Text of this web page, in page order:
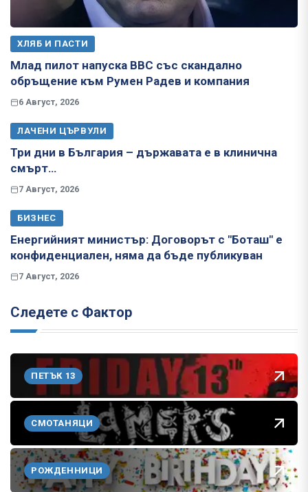
ХЛЯБ И ПАСТИ
Млад пилот напуска ВВС със скандално
обръщение към Румен Радев и компания
6 Август, 2026
ЛАЧЕНИ ЦЪРВУЛИ
Три дни в България – държавата е в клинична
смърт…
7 Август, 2026
БИЗНЕС
Енергийният министър: Договорът с "Боташ" е
конфиденциален, няма да бъде публикуван
7 Август, 2026
Следете с Фактор
ПЕТЪК 13
СМОТАНЯЦИ
РОЖДЕННИЦИ